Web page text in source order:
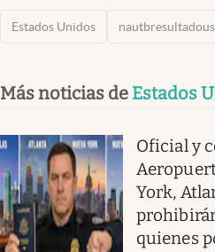
Estados Unidos
Más noticias de Estados
Oficial y
York,
quienes